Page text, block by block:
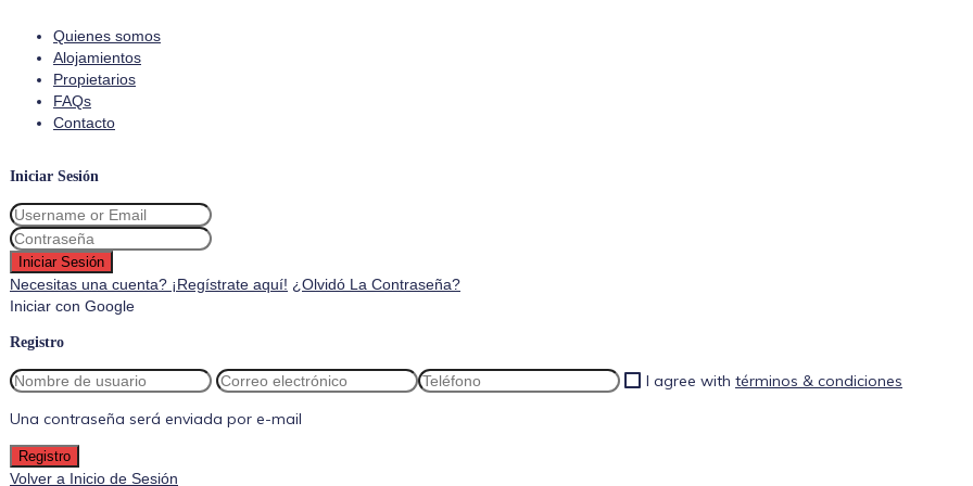
Quienes somos
Alojamientos
Propietarios
FAQs
Contacto
Iniciar Sesión
Iniciar Sesión
Necesitas una cuenta? ¡Regístrate aquí! ¿Olvidó La Contraseña?
Iniciar con Google
Registro
I agree with términos & condiciones
Una contraseña será enviada por e-mail
Registro
Volver a Inicio de Sesión